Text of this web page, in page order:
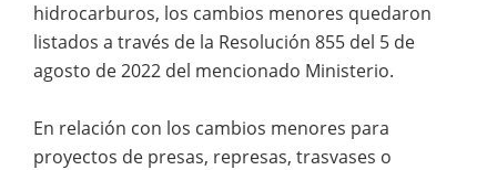
hidrocarburos, los cambios menores quedaron
listados a través de la Resolución 855 del 5 de
agosto de 2022 del mencionado Ministerio.
En relación con los cambios menores para
proyectos de presas, represas, trasvases o